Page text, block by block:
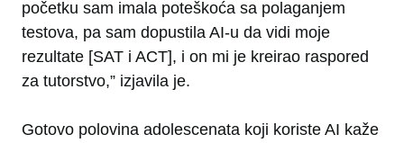
početku sam imala poteškoća sa polaganjem
testova, pa sam dopustila AI-u da vidi moje
rezultate [SAT i ACT], i on mi je kreirao raspored
za tutorstvo,” izjavila je.
Gotovo polovina adolescenata koji koriste AI kaže